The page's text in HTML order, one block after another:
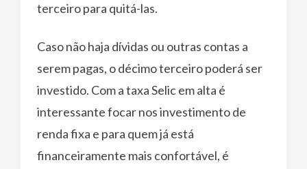
terceiro para quitá-las.
Caso não haja dívidas ou outras contas a
serem pagas, o décimo terceiro poderá ser
investido. Com a taxa Selic em alta é
interessante focar nos investimento de
renda fixa e para quem já está
financeiramente mais confortável, é